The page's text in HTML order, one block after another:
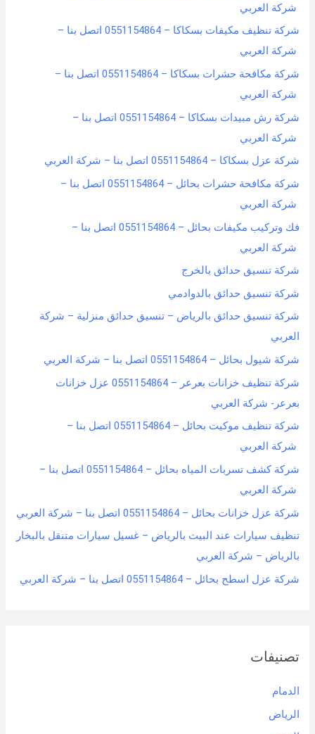
شركة العربي
شركة تنظيف مكيفات بسكاكا – 0551154864 اتصل بنا –
شركة العربي
شركة مكافحة حشرات بسكاكا – 0551154864 اتصل بنا –
شركة العربي
شركة رش مبيدات بسكاكا – 0551154864 اتصل بنا –
شركة العربي
شركة عزل بسكاكا – 0551154864 اتصل بنا – شركة العربي
شركة مكافحة حشرات بحائل – 0551154864 اتصل بنا –
شركة العربي
فك وتركيب مكيفات بحائل – 0551154864 اتصل بنا –
شركة العربي
شركة تنسيق حدائق بالخرج
شركة تنسيق حدائق بالدوادمي
شركة تنسيق حدائق بالرياض – تنسيق حدائق منزلية – شركة
العربي
شركة شيول بحائل – 0551154864 اتصل بنا – شركة العربي
شركة تنظيف خزانات بعرعر – 0551154864 عزل خزانات
بعرعر- شركة العربي
شركة تنظيف موكيت بحائل – 0551154864 اتصل بنا –
شركة العربي
شركة كشف تسربات المياه بحائل – 0551154864 اتصل بنا –
شركة العربي
شركة عزل خزانات بحائل – 0551154864 اتصل بنا – شركة العربي
تنظيف سيارات عند البيت بالرياض – غسيل سيارات متنقل بالبخار
بالرياض – شركة العربي
شركة عزل اسطح بحائل – 0551154864 اتصل بنا – شركة العربي
تصنيفات
الدمام
الرياض